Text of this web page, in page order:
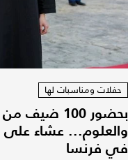
حفلات ومناسبات لها
بحضور 100
والعلوم... عشاء
في فرنسا